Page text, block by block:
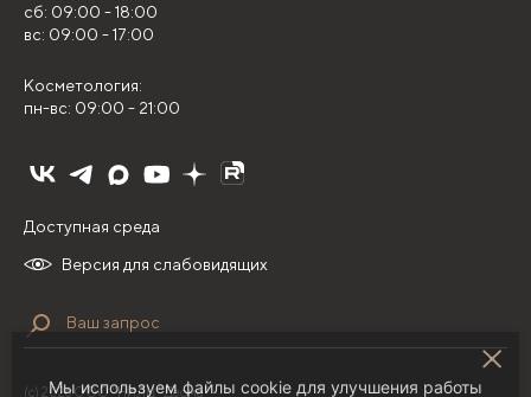
сб: 09:00 - 18:00
вс: 09:00 - 17:00
Косметология:
пн-вс: 09:00 - 21:00
Версия для слабовидящих
Доступная среда
(с) 2026 ООО "НИЛЦ "Деома"
Мы используем файлы cookie для улучшения работы